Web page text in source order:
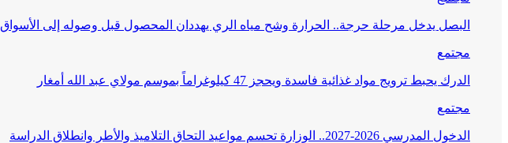
البصل يدخل مرحلة حرجة.. الحرارة وشح مياه الري يهددان المحصول قبل وصوله إلى الأسواق
مجتمع
الدرك يحبط ترويج مواد غذائية فاسدة ويحجز 47 كيلوغراماً بموسم مولاي عبد الله أمغار
مجتمع
الدخول المدرسي 2026-2027.. الوزارة تحسم مواعيد التحاق التلاميذ والأطر وانطلاق الدراسة